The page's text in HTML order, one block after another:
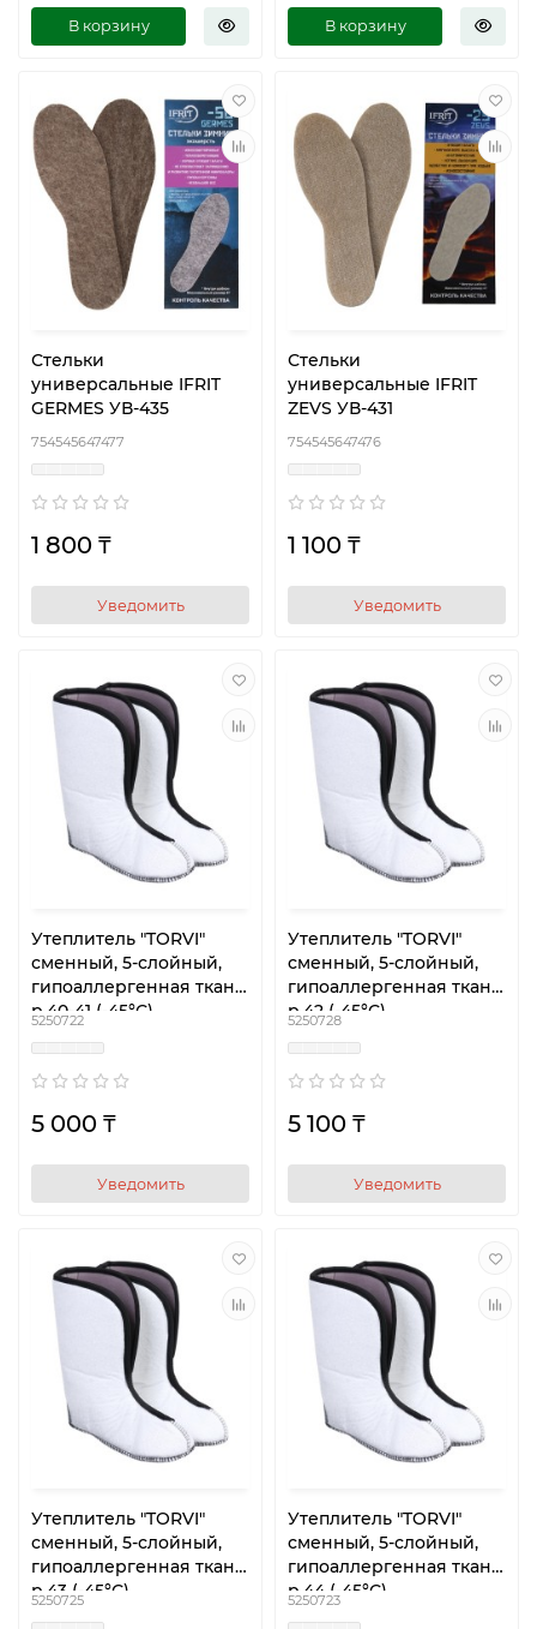
В корзину В корзину
Стельки
универсальные IFRIT
GERMES УВ-435
754545647477
1 800 ₸
Уведомить
Стельки
универсальные IFRIT
ZEVS УВ-431
754545647476
1 100 ₸
Уведомить
Утеплитель "TORVI"
сменный, 5-слойный,
гипоаллергенная ткань,
р.40-41 (-45°С)
5250722
5 000 ₸
Уведомить
Утеплитель "TORVI"
сменный, 5-слойный,
гипоаллергенная ткань,
р.42 (-45°С)
5250728
5 100 ₸
Уведомить
Утеплитель "TORVI"
сменный, 5-слойный,
гипоаллергенная ткань,
р.43 (-45°С)
5250725
Утеплитель "TORVI"
сменный, 5-слойный,
гипоаллергенная ткань,
р.44 (-45°С)
5250723